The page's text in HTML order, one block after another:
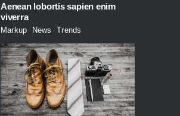
Aenean lobortis sapien enim
viverra
Markup News ,Trends